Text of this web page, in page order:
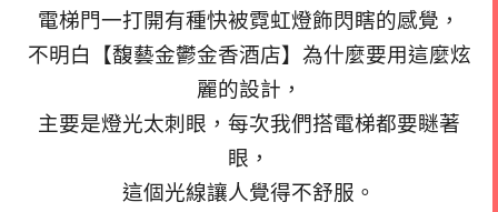
電梯門一打開有種快被霓虹燈飾閃瞎的感覺，
不明白【馥藝金鬱金香酒店】為什麼要用這麼炫
麗的設計，
主要是燈光太刺眼，每次我們搭電梯都要瞇著
眼，
這個光線讓人覺得不舒服。